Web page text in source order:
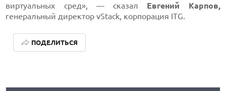
виртуальных сред», — сказал Евгений Карпов,
генеральный директор vStack, корпорация ITG.
ПОДЕЛИТЬСЯ